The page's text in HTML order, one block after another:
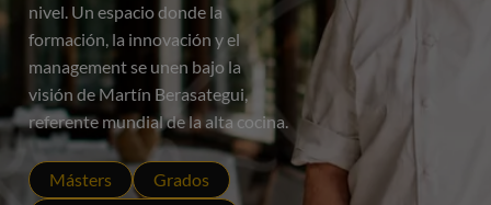
ES
nivel. Un espacio donde la
formación, la innovación y el
management se unen bajo la
visión de Martín Berasategui,
referente mundial de la alta cocina.
Másters
Grados